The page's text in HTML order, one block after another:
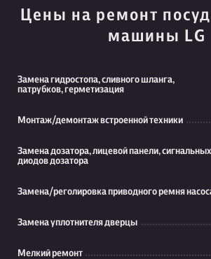
Цены на ремонт
машины LG
Замена гидростопа, сливного шланга,
патрубков, герметизация
Монтаж/демонтаж встроенной техники
Замена дозатора, лицевой панели, сигнальных
диодов дозатора
Замена/реголировка приводного ремня
Замена уплотнителя дверцы
Мелкий ремонт